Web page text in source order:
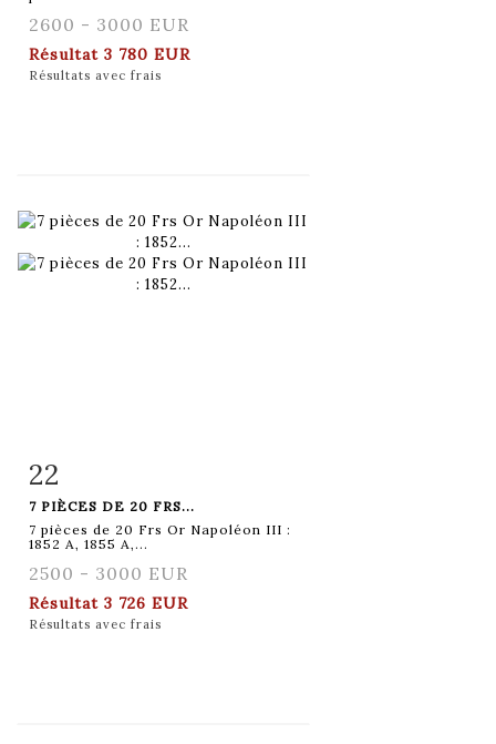
2600 - 3000 EUR
Résultat 3 780 EUR
Résultats avec frais
Fiche détaillée
22
7 PIÈCES DE 20 FRS...
7 pièces de 20 Frs Or Napoléon III :
1852 A, 1855 A,...
2500 - 3000 EUR
Résultat 3 726 EUR
Résultats avec frais